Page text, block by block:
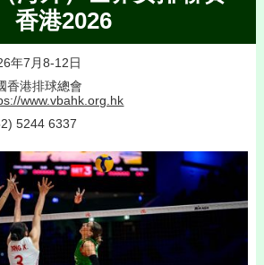
香港2026
年7月8-12日
香港排球總會
www.vbahk.org.hk
5244 6337